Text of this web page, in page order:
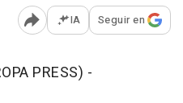
Abrir opciones para
IA Seguir en
PRESS) -